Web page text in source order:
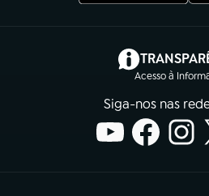
Acesso à
Siga-nos nas